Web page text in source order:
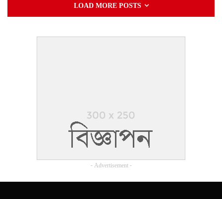
LOAD MORE POSTS
- Advertisement -